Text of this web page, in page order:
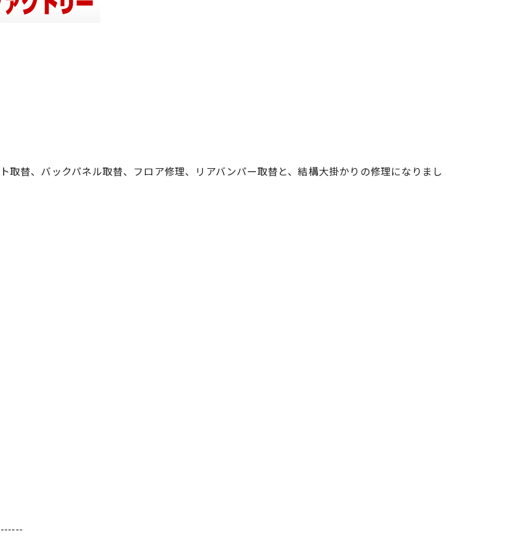
取替、バックパネル取替、フロア修理、リアバンパー取替と、結構大掛かりの修理になりまし